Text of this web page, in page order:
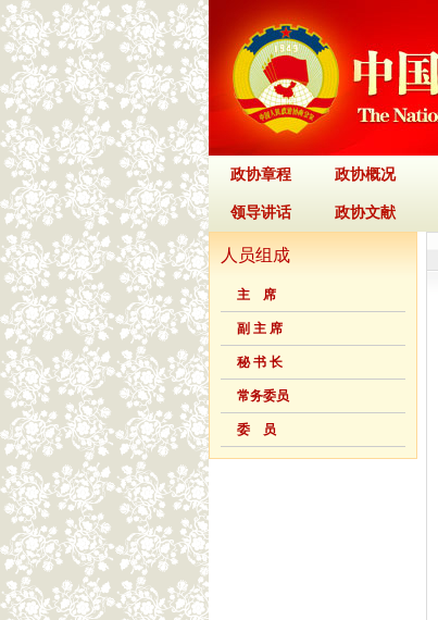
政协章程 政协概况
领导讲话 政协文献
人员组成
主 席
副 主 席
秘 书 长
常务委员
委 员